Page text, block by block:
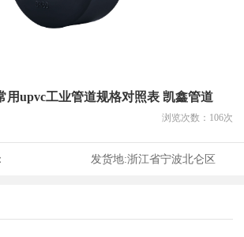
用upvc工业管道规格对照表 凯鑫管道
浏览次数： 106次
发货地:浙江省宁波北仑区